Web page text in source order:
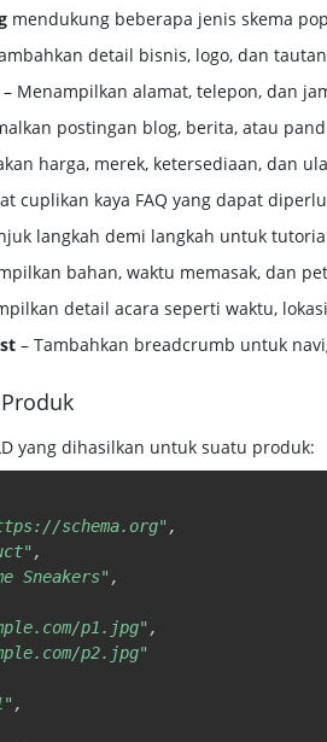
mendukung beberapa jenis skema
detail bisnis, logo, dan
– Menampilkan alamat, telepon, dan
postingan blog, berita, atau
harga, merek, ketersediaan, dan
cuplikan kaya FAQ yang dapat
langkah demi langkah untuk
bahan, waktu memasak, dan
detail acara seperti waktu,
– Tambahkan breadcrumb untuk
yang dihasilkan untuk suatu produk:
schema.org" ,
,
Sneakers" ,
p1.jpg" ,
p2.jpg"
,